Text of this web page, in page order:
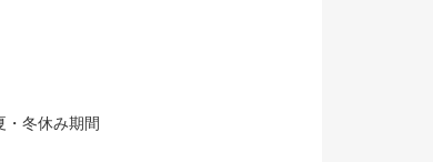
・冬休み期間